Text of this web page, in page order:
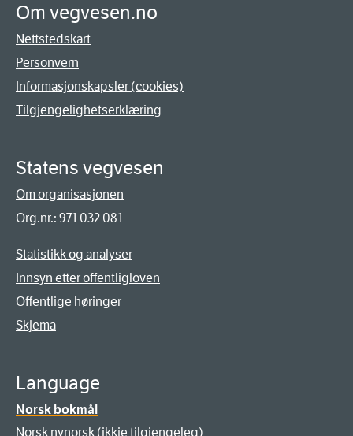
Om vegvesen.no
Nettstedskart
Personvern
Informasjonskapsler (cookies)
Tilgjengelighetserklæring
Statens vegvesen
Om organisasjonen
Org.nr.: 971 032 081
Statistikk og analyser
Innsyn etter offentligloven
Offentlige høringer
Skjema
Language
Norsk bokmål
Norsk nynorsk (ikkje tilgjengeleg)